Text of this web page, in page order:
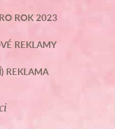
ROK 2023
REKLAMY
REKLAMA